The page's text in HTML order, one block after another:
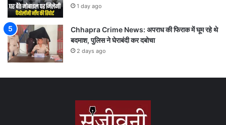
1 day ago
Chhapra Crime News: अपराध की फिराक में घूम रहे थे
बदमाश, पुलिस ने घेराबंदी कर दबोचा
2 days ago